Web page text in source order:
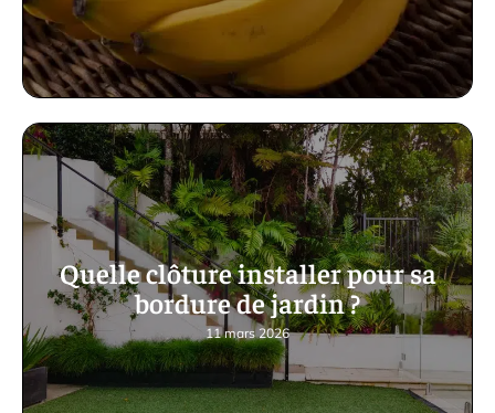
Quelle clôture installer pour sa
bordure de jardin ?
11 mars 2026